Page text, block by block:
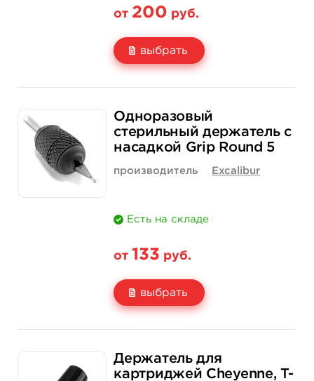
от 200 руб.
выбрать
Цена
Количество купить купить
Одноразовый
стерильный держатель с
насадкой Grip Round 5
производитель Excalibur
Есть на складе
от 133 руб.
выбрать
133 руб.
Держатель для
картриджей Cheyenne, T-